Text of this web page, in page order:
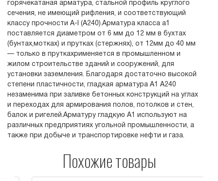
горячекатаная арматура, стальной профиль круглого
сечения, не имеющий рифления, и соответствующий
классу прочности А-I (А240).Арматура класса а1
поставляется диаметром от 6 мм до 12 мм в бухтах
(бунтах,мотках) и прутках (стержнях), от 12мм до 40 мм
— только в пруткахрименяется в промышленном и
жилом строительстве зданий и сооружений, для
установки заземления. Благодаря достаточно высокой
степени пластичности, гладкая арматура А1 А240
незаменима при заливке бетонных конструкций на углах
и переходах для армирования полов, потолков и стен,
балок и ригелей.Арматуру гладкую А1 используют на
различных предприятиях угольной промышленности, а
также при добыче и транспортировке нефти и газа.
Похожие товары